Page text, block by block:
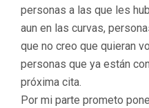
personas a las que les
aun en las curvas,
que no creo que quieran
personas que ya están
próxima cita.
Por mi parte prometo